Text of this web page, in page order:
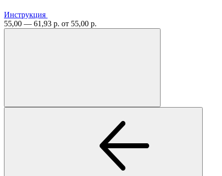
Инструкция
55,00 — 61,93 р. от 55,00 р.